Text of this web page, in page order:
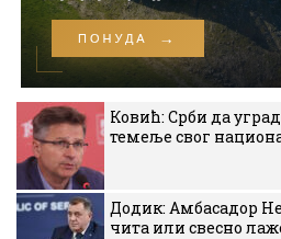
Ковић: Срби да
темеље свог
Додик: Амбасадор
чита или свесно